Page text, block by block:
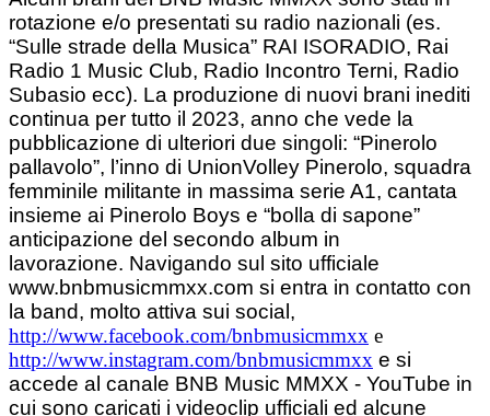
rotazione e/o presentati su radio nazionali (es.
“Sulle strade della Musica” RAI ISORADIO, Rai
Radio 1 Music Club, Radio Incontro Terni, Radio
Subasio ecc). La produzione di nuovi brani inediti
continua per tutto il 2023, anno che vede la
pubblicazione di ulteriori due singoli: “Pinerolo
pallavolo”, l’inno di UnionVolley Pinerolo, squadra
femminile militante in massima serie A1, cantata
insieme ai Pinerolo Boys e “bolla di sapone”
anticipazione del secondo album in
lavorazione. Navigando sul sito ufficiale
www.bnbmusicmmxx.com si entra in contatto con
la band, molto attiva sui social,
http://www.facebook.com/bnbmusicmmxx e
http://www.instagram.com/bnbmusicmmxx e si
accede al canale BNB Music MMXX - YouTube in
cui sono caricati i videoclip ufficiali ed alcune